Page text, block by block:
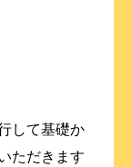
して基礎か
ただきます